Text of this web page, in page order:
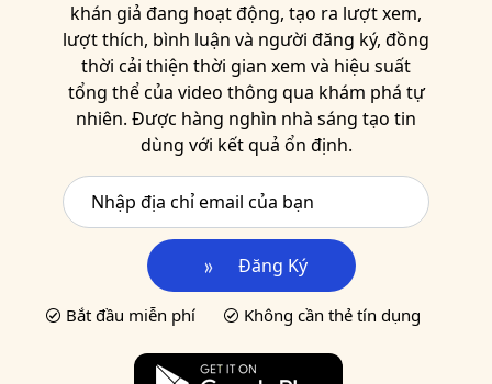
khán giả đang hoạt động, tạo ra lượt xem,
lượt thích, bình luận và người đăng ký, đồng
thời cải thiện thời gian xem và hiệu suất
tổng thể của video thông qua khám phá tự
nhiên. Được hàng nghìn nhà sáng tạo tin
dùng với kết quả ổn định.
Đăng Ký
Bắt đầu miễn phí Không cần thẻ tín dụng